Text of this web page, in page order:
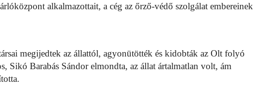
alkalmazottait, a cég az őrző-védő szolgálat embereinek
megijedtek az állattól, agyonütötték és kidobták az Olt folyó
Sikó Barabás Sándor elmondta, az állat ártalmatlan volt, ám